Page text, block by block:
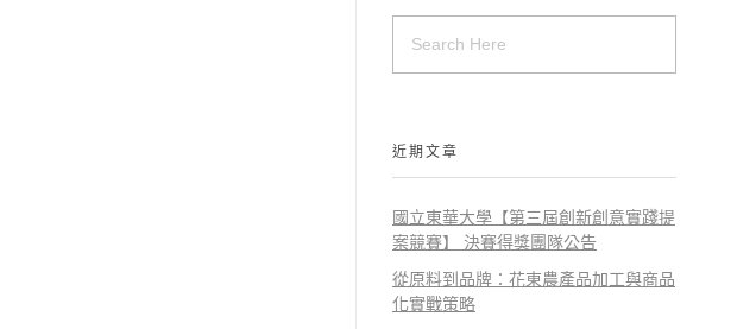
近期文章
國立東華大學【第三屆創新創意實踐提
案競賽】 決賽得獎團隊公告
從原料到品牌：花東農產品加工與商品
化實戰策略